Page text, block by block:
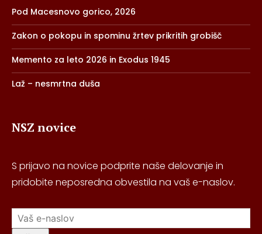
Pod Macesnovo gorico, 2026
Zakon o pokopu in spominu žrtev prikritih grobišč
Memento za leto 2026 in Exodus 1945
Laž – nesmrtna duša
NSZ novice
S prijavo na novice podprite naše delovanje in
pridobite neposredna obvestila na vaš e-naslov.